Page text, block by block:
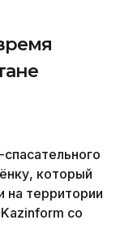
который
на территории
со